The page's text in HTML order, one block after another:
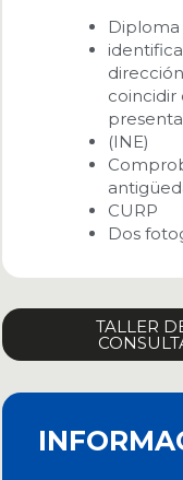
(INE)
CURP
Dos
TALLER